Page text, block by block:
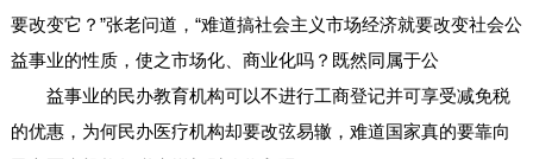
要改变它？”张老问道，“难道搞社会主义市场经济就要改变社会公
益事业的性质，使之市场化、商业化吗？既然同属于公
益事业的民办教育机构可以不进行工商登记并可享受减免税
的优惠，为何民办医疗机构却要改弦易辙，难道国家真的要靠向